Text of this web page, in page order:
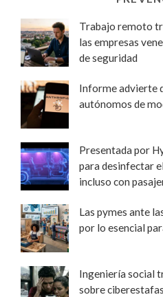
Trabajo remoto
las empresas
de seguridad
Informe advierte
autónomos de
Presentada por
para desinfectar
incluso con
Las pymes ante
por lo esencial
Ingeniería social
sobre